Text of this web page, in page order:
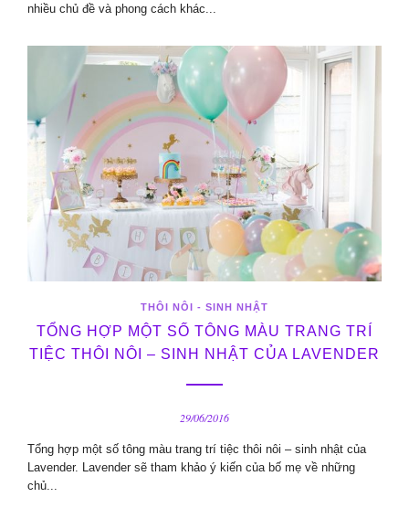
nhiều chủ đề và phong cách khác...
THÔI NÔI - SINH NHẬT
TỔNG HỢP MỘT SỐ TÔNG MÀU TRANG TRÍ
TIỆC THÔI NÔI – SINH NHẬT CỦA LAVENDER
29/06/2016
Tổng hợp một số tông màu trang trí tiệc thôi nôi – sinh nhật của
Lavender. Lavender sẽ tham khảo ý kiến của bố mẹ về những
chủ...